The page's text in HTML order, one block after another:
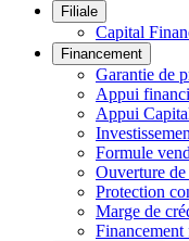
Filiale
Capital
Financement
Garantie de
Appui
Appui
Formule
Ouverture
Protection
Marge de
Financement